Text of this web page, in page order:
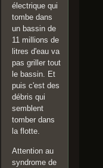
électrique qui
tombe dans
un bassin de
11 millions de
litres d'eau va
pas griller tout
le bassin. Et
puis c'est des
débris qui
semblent
tomber dans
la flotte.
Attention au
syndrome de